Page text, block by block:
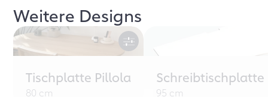
Weitere Designs
Tischplatte Pillola
80 cm
Schreibtischplatte
95 cm